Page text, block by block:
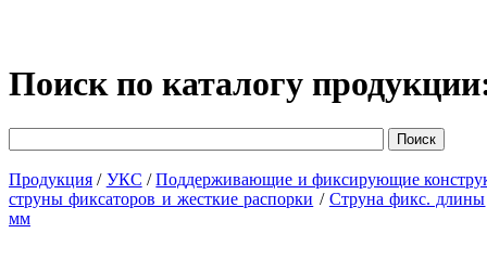
Поиск по каталогу
Продукция / УКС /Поддерживающие и фиксирующие
струны фиксаторов и жесткие распорки / Струна фикс. длины
мм